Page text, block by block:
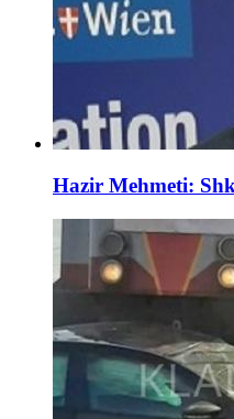
Hazir Mehmeti: